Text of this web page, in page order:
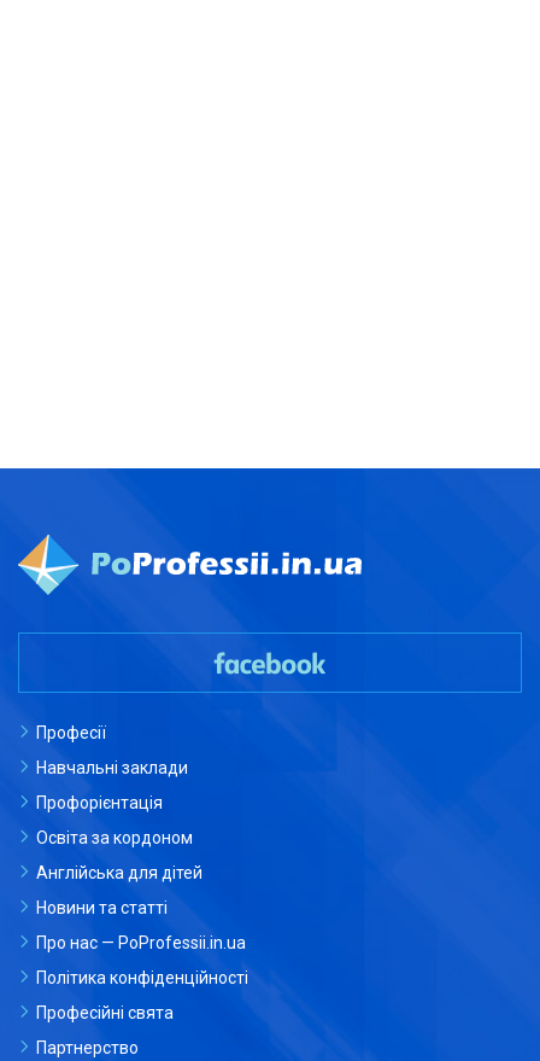
Професії
Навчальні заклади
Профорієнтація
Освіта за кордоном
Англійська для дітей
Новини та статті
Про нас — PoProfessii.in.ua
Політика конфіденційності
Професійні свята
Партнерство